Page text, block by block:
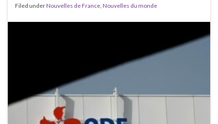
Filed underNouvelles de France, Nouvelles du monde